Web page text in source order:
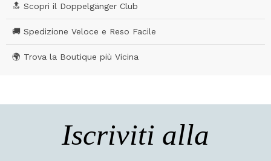
🔝 Scopri il Doppelgänger Club
🚚 Spedizione Veloce e Reso Facile
🌍 Trova la Boutique più Vicina
Iscriviti alla